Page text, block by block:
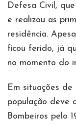
Defesa Civil,
e realizou as
residência.
ficou ferido, já
no momento do
Em situações
população deve
Bombeiros pelo